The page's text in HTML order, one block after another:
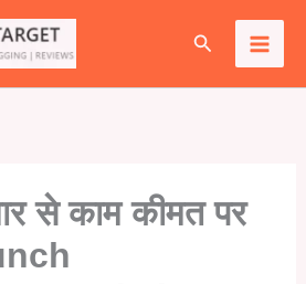
Search
से काम कीमत पर